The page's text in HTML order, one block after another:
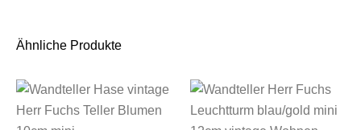
Ähnliche Produkte